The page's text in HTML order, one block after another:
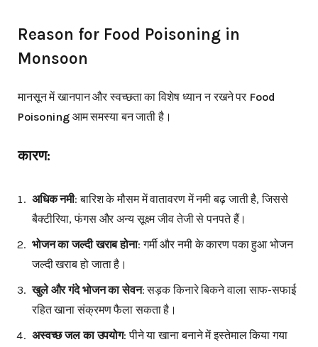
Reason for Food Poisoning in
Monsoon
मानसून में खानपान और स्वच्छता का विशेष ध्यान न रखने पर Food
Poisoningआम समस्या बन जाती है।
कारण:
अधिक नमी: बारिश के मौसम में वातावरण में नमी बढ़ जाती है, जिससे
बैक्टीरिया, फंगस और अन्य सूक्ष्म जीव तेजी से पनपते हैं।
भोजन का जल्दी खराब होना: गर्मी और नमी के कारण पका हुआ भोजन
जल्दी खराब हो जाता है।
खुले और गंदे भोजन का सेवन: सड़क किनारे बिकने वाला साफ-सफाई
रहित खाना संक्रमण फैला सकता है।
अस्वच्छ जल का उपयोग: पीने या खाना बनाने में इस्तेमाल किया गया